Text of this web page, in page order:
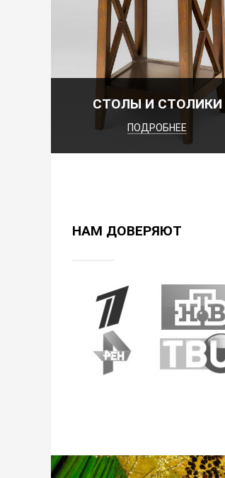
СТОЛЫ И СТОЛИКИ
ПОДРОБНЕЕ
НАМ ДОВЕРЯЮТ